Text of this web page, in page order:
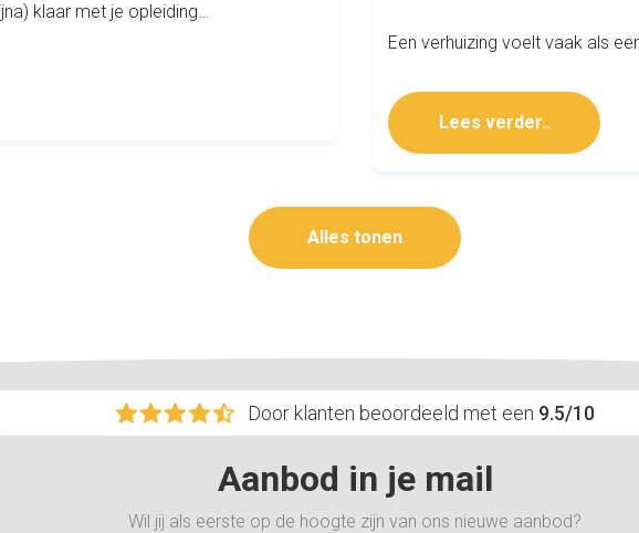
klaar met je opleiding…
Een verhuizing voelt vaak als
Lees verder..
Alles tonen
Door klanten beoordeeld met een 9.5/10
Aanbod in je mail
Wil jij als eerste op de hoogte zijn van ons nieuwe aanbod?